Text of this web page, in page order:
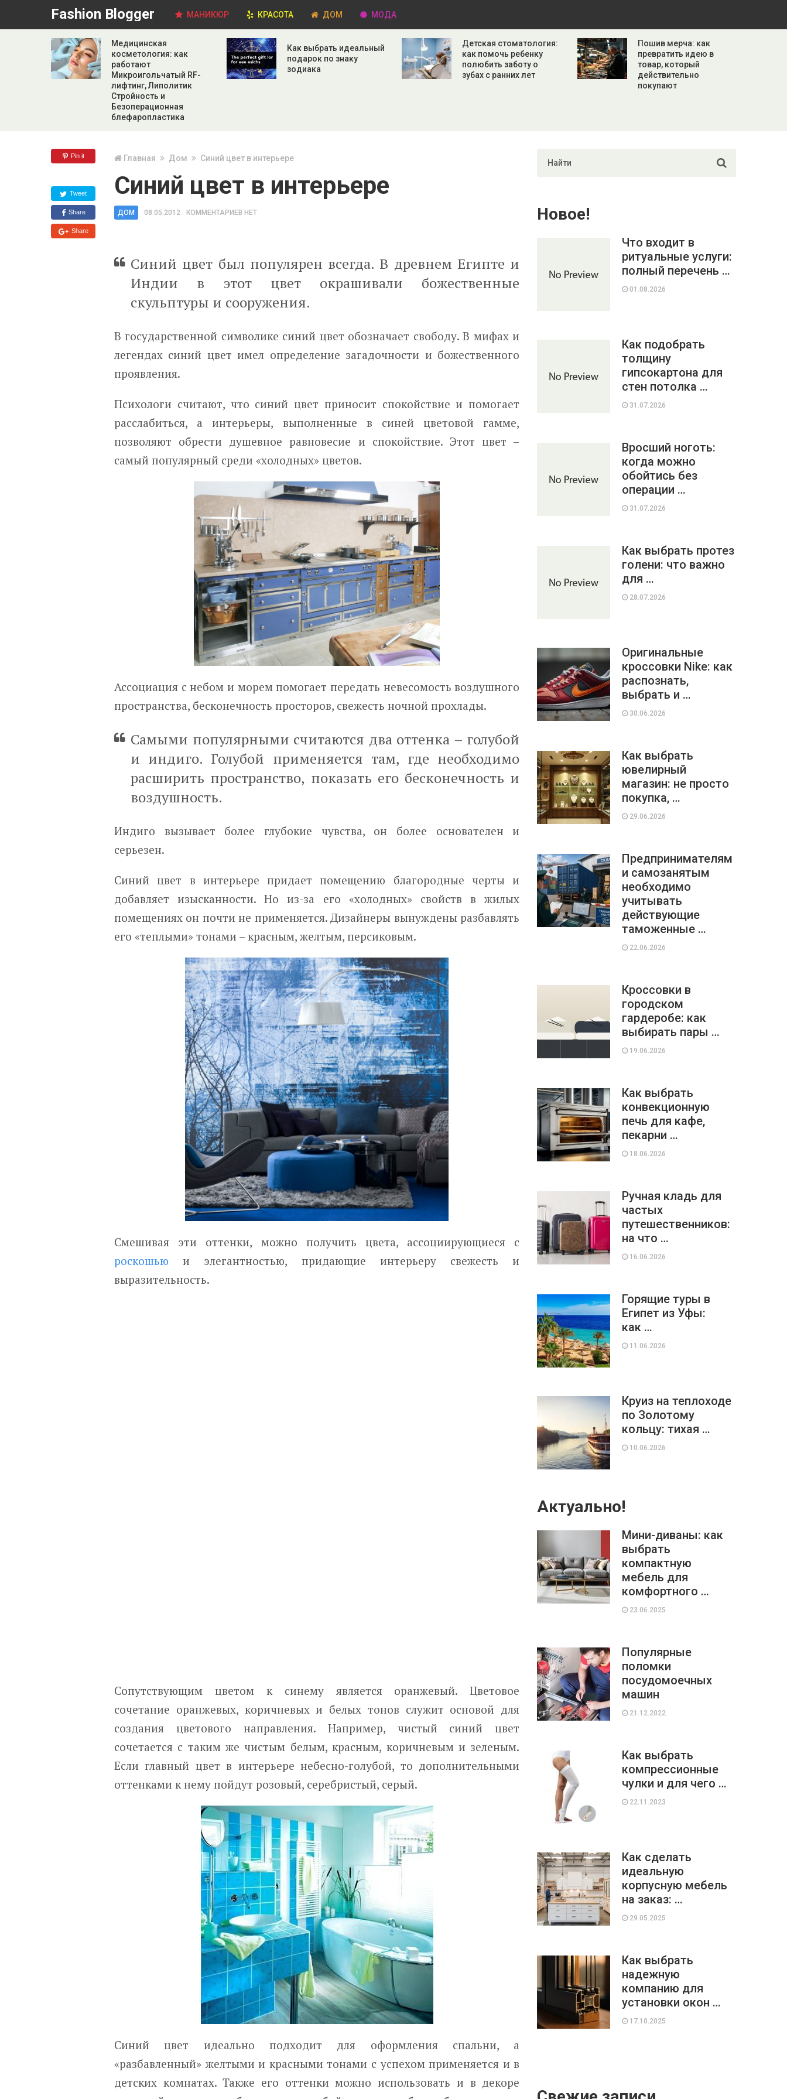
Fashion Blogger МАНИКЮР КРАСОТА ДОМ МОДА
Медицинская
косметология: как
работают
Микроигольчатый RF-
лифтинг, Липолитик
Стройность и
Безоперационная
блефаропластика
Как выбрать идеальный
подарок по знаку
зодиака
Детская стоматология:
как помочь ребенку
полюбить заботу о
зубах с ранних лет
Пошив мерча: как
превратить идею в
товар, который
действительно
покупают
Pin it
Tweet
Share
Share
Главная Дом Синий цвет в интерьере
Синий цвет в интерьере
ДОМ 08.05.2012 КОММЕНТАРИЕВ НЕТ
Синий цвет был популярен всегда. В древнем Египте и
Индии в этот цвет окрашивали божественные
скульптуры и сооружения.
В государственной символике синий цвет обозначает свободу. В мифах и
легендах синий цвет имел определение загадочности и божественного
проявления.
Психологи считают, что синий цвет приносит спокойствие и помогает
расслабиться, а интерьеры, выполненные в синей цветовой гамме,
позволяют обрести душевное равновесие и спокойствие. Этот цвет –
самый популярный среди «холодных» цветов.
Ассоциация с небом и морем помогает передать невесомость воздушного
пространства, бесконечность просторов, свежесть ночной прохлады.
Самыми популярными считаются два оттенка – голубой
и индиго. Голубой применяется там, где необходимо
расширить пространство, показать его бесконечность и
воздушность.
Индиго вызывает более глубокие чувства, он более основателен и
серьезен.
Синий цвет в интерьере придает помещению благородные черты и
добавляет изысканности. Но из-за его «холодных» свойств в жилых
помещениях он почти не применяется. Дизайнеры вынуждены разбавлять
его «теплыми» тонами – красным, желтым, персиковым.
Смешивая эти оттенки, можно получить цвета, ассоциирующиеся с
роскошьюи элегантностью, придающие интерьеру свежесть и
выразительность.
Сопутствующим цветом к синему является оранжевый. Цветовое
сочетание оранжевых, коричневых и белых тонов служит основой для
создания цветового направления. Например, чистый синий цвет
сочетается с таким же чистым белым, красным, коричневым и зеленым.
Если главный цвет в интерьере небесно-голубой, то дополнительными
оттенками к нему пойдут розовый, серебристый, серый.
Синий цвет идеально подходит для оформления спальни, а
«разбавленный» желтыми и красными тонами с успехом применяется и в
детских комнатах. Также его оттенки можно использовать и в декоре
Новое!
Что входит в
ритуальные услуги:
полный перечень …
01.08.2026
Как подобрать
толщину
гипсокартона для
стен потолка …
31.07.2026
Вросший ноготь:
когда можно
обойтись без
операции …
31.07.2026
Как выбрать протез
голени: что важно
для …
28.07.2026
Оригинальные
кроссовки Nike: как
распознать,
выбрать и …
30.06.2026
Как выбрать
ювелирный
магазин: не просто
покупка, …
29.06.2026
Предпринимателям
и самозанятым
необходимо
учитывать
действующие
таможенные …
22.06.2026
Кроссовки в
городском
гардеробе: как
выбирать пары …
19.06.2026
Как выбрать
конвекционную
печь для кафе,
пекарни …
18.06.2026
Ручная кладь для
частых
путешественников:
на что …
16.06.2026
Горящие туры в
Египет из Уфы:
как …
11.06.2026
Круиз на теплоходе
по Золотому
кольцу: тихая …
10.06.2026
Актуально!
Мини-диваны: как
выбрать
компактную
мебель для
комфортного …
23.06.2025
Популярные
поломки
посудомоечных
машин
21.12.2022
Как выбрать
компрессионные
чулки и для чего …
22.11.2023
Как сделать
идеальную
корпусную мебель
на заказ: …
29.05.2025
Как выбрать
надежную
компанию для
установки окон …
17.10.2025